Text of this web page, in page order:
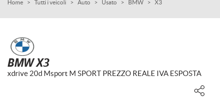
AZIENDA
Home > Tutti i veicoli > Auto > Usato > BMW > X3
BMW X3
xdrive 20d Msport M SPORT PREZZO REALE IVA ESPOSTA
seguente
pannello
ti
consente
di